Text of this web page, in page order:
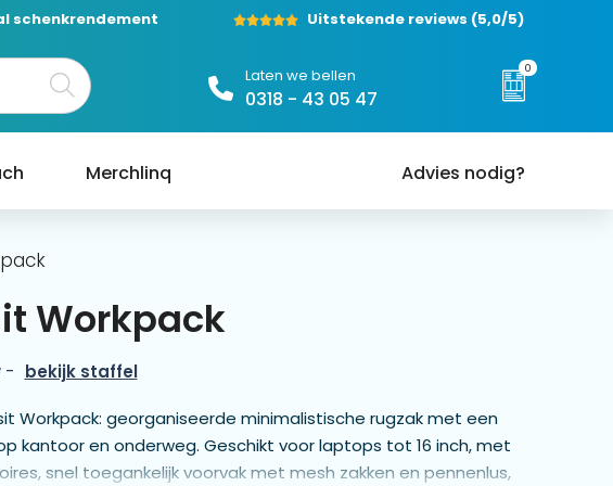
schenkrendement Uitstekende reviews (5,0/5)
Laten we bellen
0318 - 43 05 47
0
Merchlinq Advies nodig?
Workpack
- bekijk staffel
Workpack: georganiseerde minimalistische rugzak met een
kantoor en onderweg. Geschikt voor laptops tot 16 inch, met
snel toegankelijk voorvak met mesh zakken en pennenlus,